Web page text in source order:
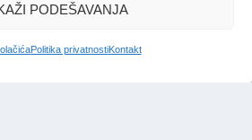
PODEŠAVANJA
Politika privatnostiKontakt